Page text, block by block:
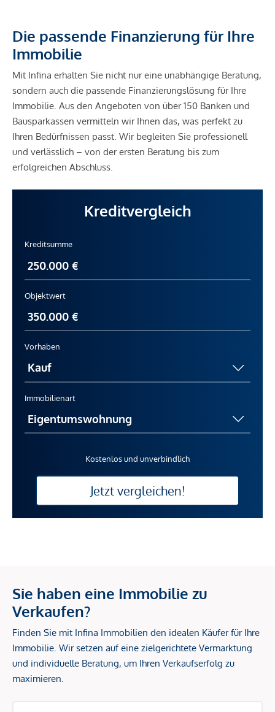
Die passende Finanzierung für Ihre
Immobilie
Mit Infina erhalten Sie nicht nur eine unabhängige Beratung,
sondern auch die passende Finanzierungslösung für Ihre
Immobilie. Aus den Angeboten von über 150 Banken und
Bausparkassen vermitteln wir Ihnen das, was perfekt zu
Ihren Bedürfnissen passt. Wir begleiten Sie professionell
und verlässlich – von der ersten Beratung bis zum
erfolgreichen Abschluss.
Kreditvergleich
Kreditsumme
Objektwert
Vorhaben
Immobilienart
Kostenlos und unverbindlich
Jetzt vergleichen!
Sie haben eine Immobilie zu
Verkaufen?
Finden Sie mit Infina Immobilien den idealen Käufer für Ihre
Immobilie. Wir setzen auf eine zielgerichtete Vermarktung
und individuelle Beratung, um Ihren Verkaufserfolg zu
maximieren.